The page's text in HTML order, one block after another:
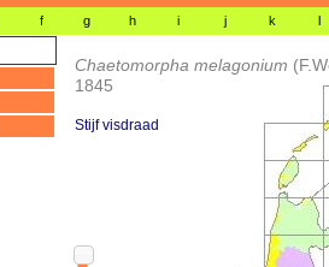
f g h i j k l
Chaetomorpha melagonium
1845
Stijf visdraad